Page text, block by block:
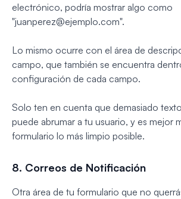
electrónico, podría mostrar algo como
"juanperez@ejemplo.com".
Lo mismo ocurre con el área de
campo, que también se encuentra
configuración de cada campo.
Solo ten en cuenta que demasiado
puede abrumar a tu usuario, y es mejor
formulario lo más limpio posible.
8. Correos de Notificación
Otra área de tu formulario que no